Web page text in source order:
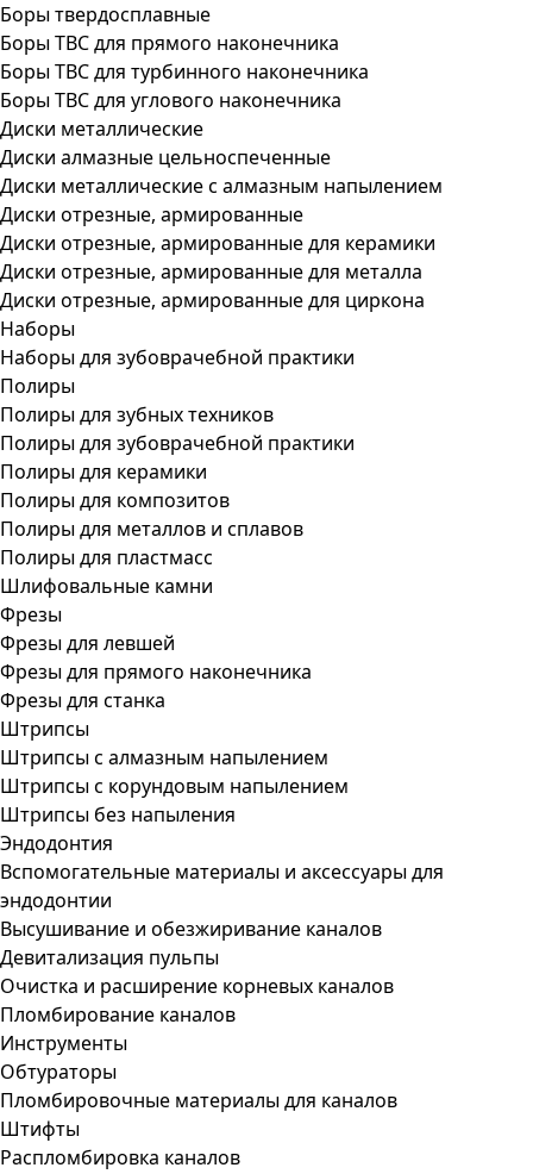
Боры твердосплавные
Боры ТВС для прямого наконечника
Боры ТВС для турбинного наконечника
Боры ТВС для углового наконечника
Диски металлические
Диски алмазные цельноспеченные
Диски металлические с алмазным напылением
Диски отрезные, армированные
Диски отрезные, армированные для керамики
Диски отрезные, армированные для металла
Диски отрезные, армированные для циркона
Наборы
Наборы для зубоврачебной практики
Полиры
Полиры для зубных техников
Полиры для зубоврачебной практики
Полиры для керамики
Полиры для композитов
Полиры для металлов и сплавов
Полиры для пластмасс
Шлифовальные камни
Фрезы
Фрезы для левшей
Фрезы для прямого наконечника
Фрезы для станка
Штрипсы
Штрипсы c алмазным напылением
Штрипсы c корундовым напылением
Штрипсы без напыления
Эндодонтия
Вспомогательные материалы и аксессуары для
эндодонтии
Высушивание и обезжиривание каналов
Девитализация пульпы
Очистка и расширение корневых каналов
Пломбирование каналов
Инструменты
Обтураторы
Пломбировочные материалы для каналов
Штифты
Распломбировка каналов